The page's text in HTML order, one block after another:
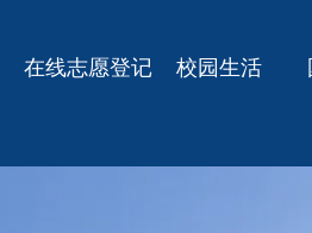
在线志愿登记 校园生活